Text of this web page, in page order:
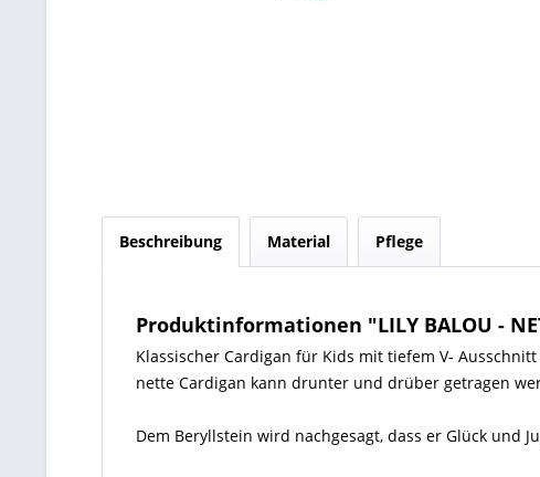
Beschreibung Material Pflege
Produktinformationen "LILY BALOU -
Klassischer Cardigan für Kids mit tiefem V-
nette Cardigan kann drunter und drüber getragen
Dem Beryllstein wird nachgesagt, dass er Glück und